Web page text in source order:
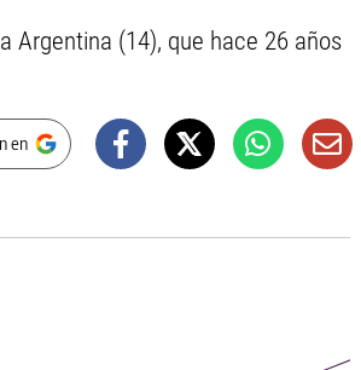
Argentina (14), que hace 26 años
en